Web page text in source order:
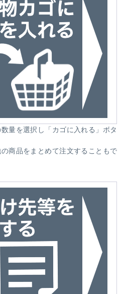
量を選択し「カゴに入れる」ボタ
商品をまとめて注文することもで